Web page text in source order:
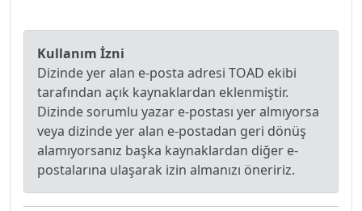
Kullanım İzni
Dizinde yer alan e-posta adresi TOAD ekibi
tarafından açık kaynaklardan eklenmiştir.
Dizinde sorumlu yazar e-postası yer almıyorsa
veya dizinde yer alan e-postadan geri dönüş
alamıyorsanız başka kaynaklardan diğer e-
postalarına ulaşarak izin almanızı öneririz.